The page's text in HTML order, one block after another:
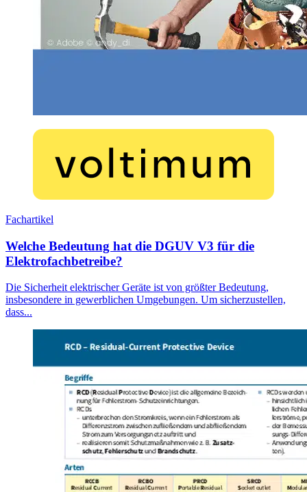
Fachartikel
Welche Bedeutung hat die DGUV V3 für die
Elektrofachbetreibe?
Die Sicherheit elektrischer Geräte ist von größter Bedeutung,
insbesondere in gewerblichen Umgebungen. Um sicherzustellen,
dass...